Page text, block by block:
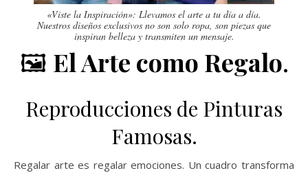
«Viste la Inspiración»: Llevamos el arte a tu día a día.
Nuestros diseños exclusivos no son solo ropa, son piezas que
inspiran belleza y transmiten un mensaje.
🖼️ El Arte como Regalo.
Reproducciones de Pinturas
Famosas.
Regalar arte es regalar emociones. Un cuadro transforma